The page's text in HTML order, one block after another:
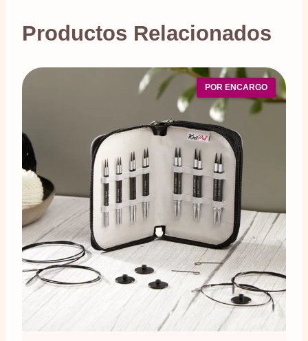
Productos Relacionados
POR ENCARGO